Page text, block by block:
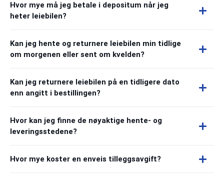
Hvor mye må jeg betale i depositum når jeg
heter leiebilen?
Kan jeg hente og returnere leiebilen min tidlige
om morgenen eller sent om kvelden?
Kan jeg returnere leiebilen på en tidligere dato
enn angitt i bestillingen?
Hvor kan jeg finne de nøyaktige hente- og
leveringsstedene?
Hvor mye koster en enveis tilleggsavgift?